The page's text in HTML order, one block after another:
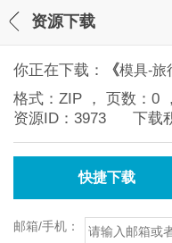
资源下载
你正在下载： 《模具-旅
格式： ZIP ， 页数： 0
资源ID： 3973 下载积
快捷下载
邮箱/手机：